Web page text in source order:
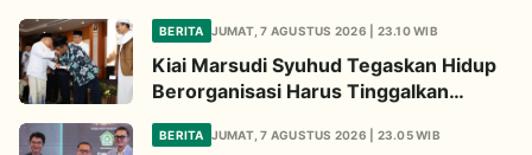
BERITA JUMAT, 7 AGUSTUS 2026 | 23.10 WIB
Kiai Marsudi Syuhud Tegaskan Hidup
Berorganisasi Harus Tinggalkan
BERITA JUMAT, 7 AGUSTUS 2026 | 23.05 WIB